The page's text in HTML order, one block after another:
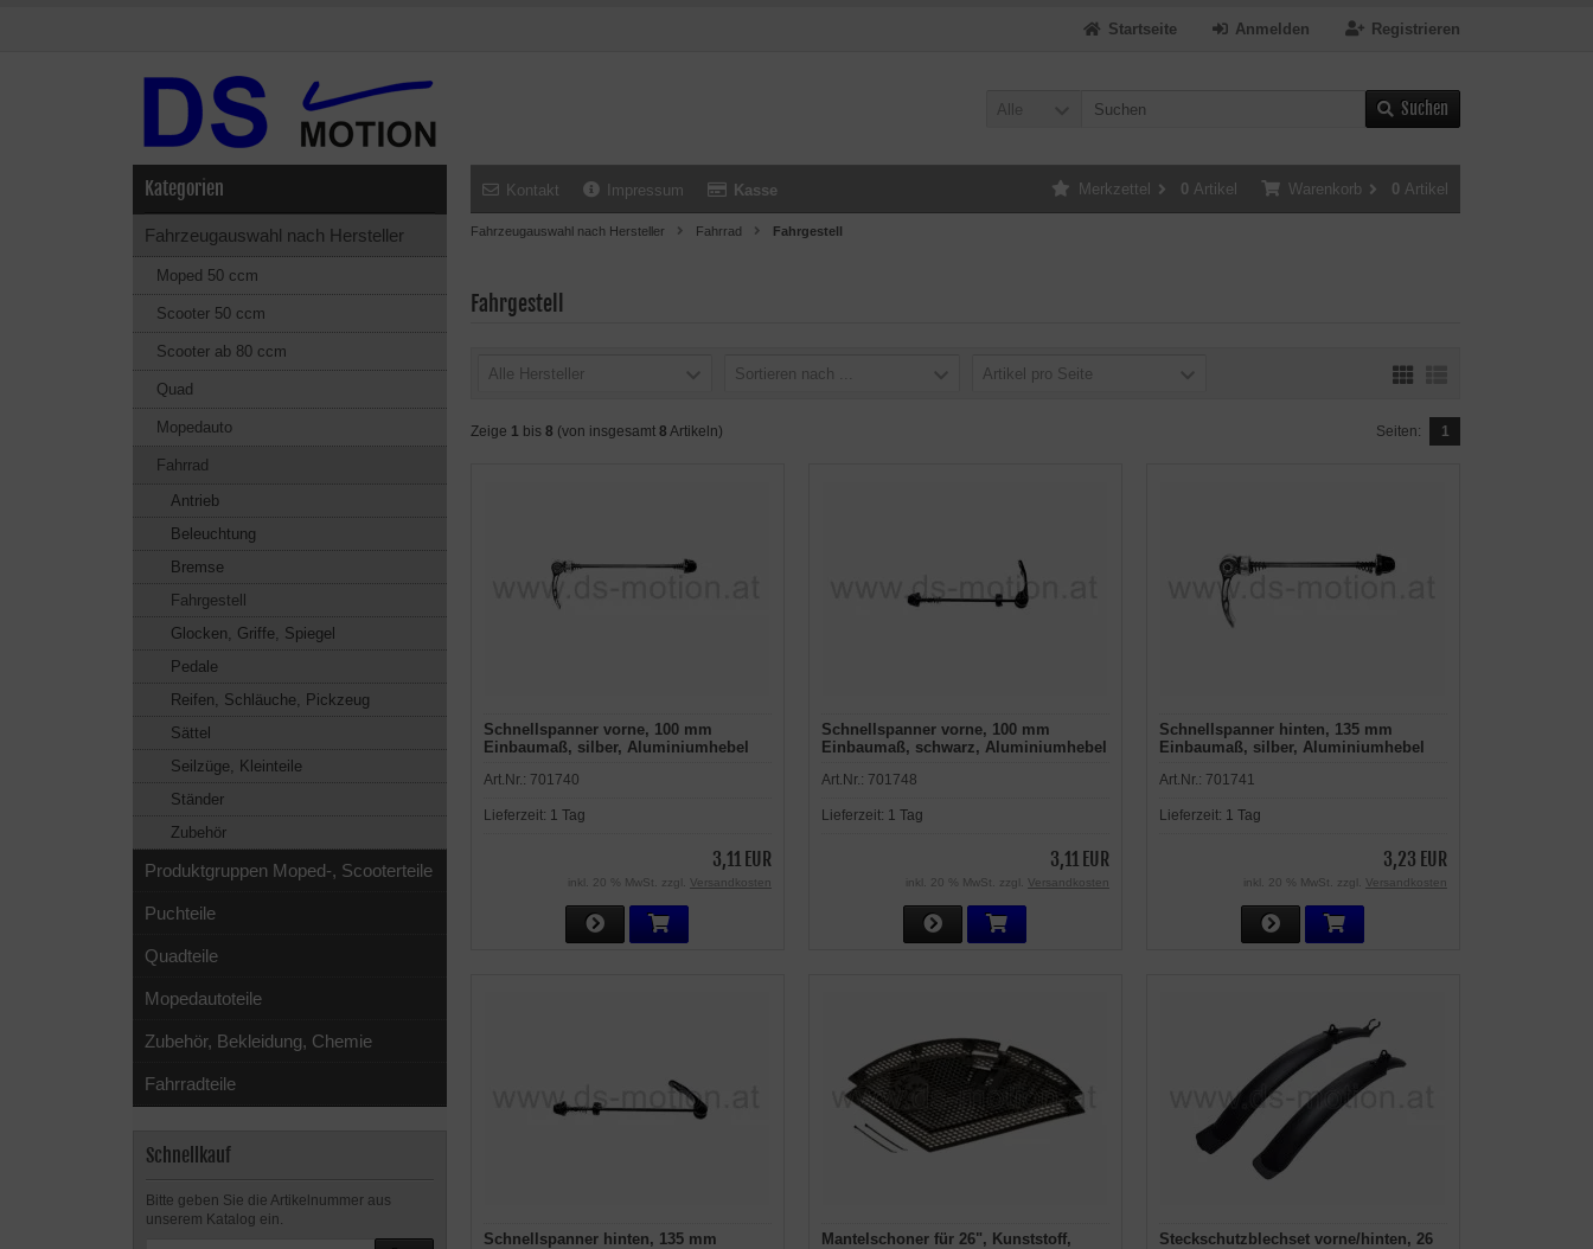
Registrieren
Anmelden
Startseite
Alle Suchen
Kontakt Impressum Kasse Warenkorb 0 Artikel
Merkzettel 0 Artikel
Fahrzeugauswahl nach Hersteller Fahrrad Fahrgestell
Fahrgestell
Alle Hersteller Sortieren nach ... Artikel pro Seite
Zeige 1 bis 8 (von insgesamt 8 Artikeln) Seiten: 1
Schnellspanner vorne, 100 mm
Einbaumaß, silber, Aluminiumhebel
Art.Nr.: 701740
Lieferzeit: 1 Tag
3,11 EUR
inkl. 20 % MwSt. zzgl. Versandkosten
Schnellspanner vorne, 100 mm
Einbaumaß, schwarz, Aluminiumhebel
Art.Nr.: 701748
Lieferzeit: 1 Tag
3,11 EUR
inkl. 20 % MwSt. zzgl. Versandkosten
Schnellspanner hinten, 135 mm
Einbaumaß, silber, Aluminiumhebel
Art.Nr.: 701741
Lieferzeit: 1 Tag
3,23 EUR
inkl. 20 % MwSt. zzgl. Versandkosten
Schnellspanner hinten, 135 mm
Mantelschoner für 26", Kunststoff,
Steckschutzblechset vorne/hinten, 26
Kategorien
Fahrzeugauswahl nach Hersteller
Moped 50 ccm
Scooter 50 ccm
Scooter ab 80 ccm
Quad
Mopedauto
Fahrrad
Antrieb
Beleuchtung
Bremse
Fahrgestell
Glocken, Griffe, Spiegel
Pedale
Reifen, Schläuche, Pickzeug
Sättel
Seilzüge, Kleinteile
Ständer
Zubehör
Produktgruppen Moped-, Scooterteile
Puchteile
Quadteile
Mopedautoteile
Zubehör, Bekleidung, Chemie
Fahrradteile
Schnellkauf
Bitte geben Sie die Artikelnummer aus
unserem Katalog ein.